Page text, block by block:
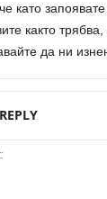
като
както
да ни